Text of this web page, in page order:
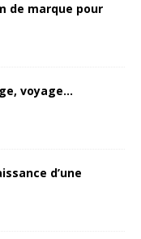
de marque pour
voyage…
d’une